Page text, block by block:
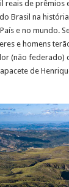
reais de
Brasil na
e no mundo.
e homens
(não federado)
de